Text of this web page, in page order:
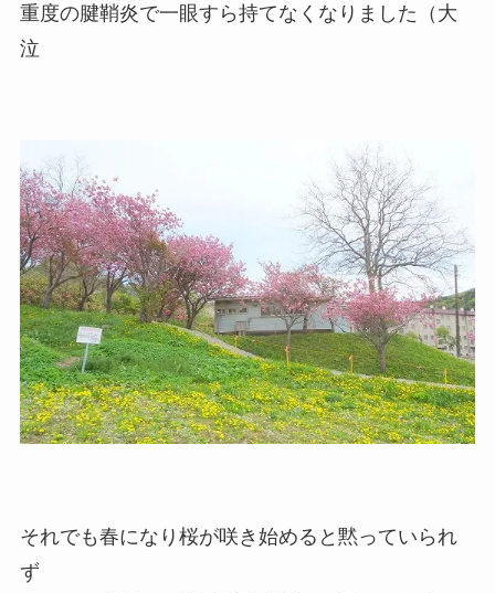
重度の腱鞘炎で一眼すら持てなくなりました（大
泣
それでも春になり桜が咲き始めると黙っていられ
ず